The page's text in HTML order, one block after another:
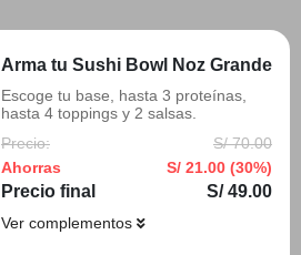
Arma tu Sushi Bowl Noz Grande
Escoge tu base, hasta 3 proteínas,
hasta 4 toppings y 2 salsas.
Precio:
S/ 70.00
Ahorras
S/ 21.00 (30%)
Precio final S/ 49.00
Ver complementos